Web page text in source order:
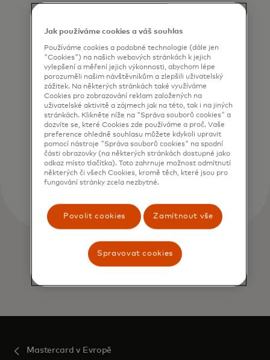
Mastercard v Evropě
Jak používáme cookies a váš souhlas
Používáme cookies a podobné technologie (dále jen
"Cookies") na našich webových stránkách k jejich
vylepšení a měření jejich výkonnosti, abychom lépe
porozuměli našim návštěvníkům a zlepšili uživatelský
zážitek. Na některých stránkách také využíváme
Cookies pro zobrazování reklam založených na
uživatelské aktivitě a zájmech jak na této, tak i na jiných
stránkách. Klikněte níže na "Správa souborů cookies" a
dozvíte se, které Cookies zde používáme a proč. Vaše
preference ohledně souhlasu můžete kdykoli upravit
pomocí nástroje "Správa souborů cookies" na spodní
části obrazovky (na některých stránkách dostupné jako
odkaz místo tlačítka). Toto zahrnuje možnost odmítnutí
některých či všech Cookies, kromě těch, které jsou pro
fungování stránky zcela nezbytné.
Povolit cookies Zamítnout vše
Spravovat cookies